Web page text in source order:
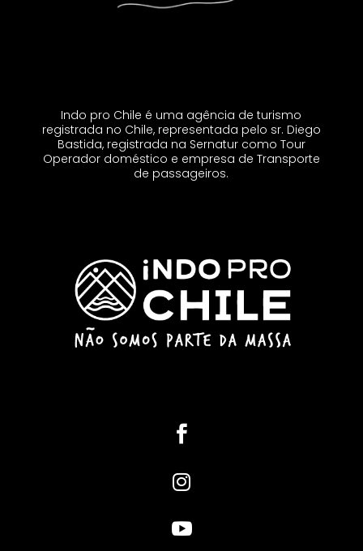
Indo pro Chile é uma agência de turismo
registrada no Chile, representada pelo sr. Diego
Bastida, registrada na Sernatur como Tour
Operador doméstico e empresa de Transporte
de passageiros.


